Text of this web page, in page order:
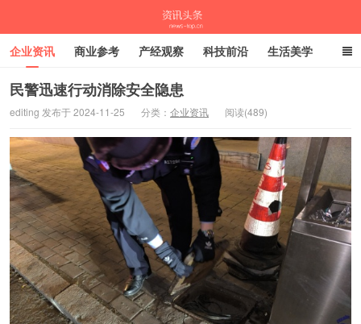
企业资讯 商业参考 产经观察 科技前沿 生活美学
时尚潮流 母婴亲子 专栏
民警迅速行动消除安全隐患
editing 发布于 2024-11-25 分类： 企业资讯 阅读(489)